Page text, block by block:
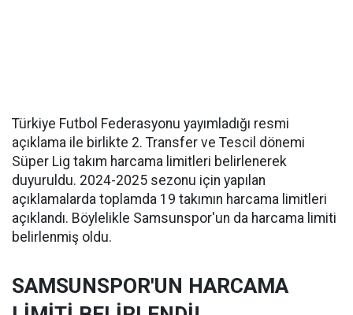
Türkiye Futbol Federasyonu yayımladığı resmi
açıklama ile birlikte 2. Transfer ve Tescil dönemi
Süper Lig takım harcama limitleri belirlenerek
duyuruldu. 2024-2025 sezonu için yapılan
açıklamalarda toplamda 19 takımın harcama limitleri
açıklandı. Böylelikle Samsunspor'un da harcama limiti
belirlenmiş oldu.
SAMSUNSPOR'UN HARCAMA